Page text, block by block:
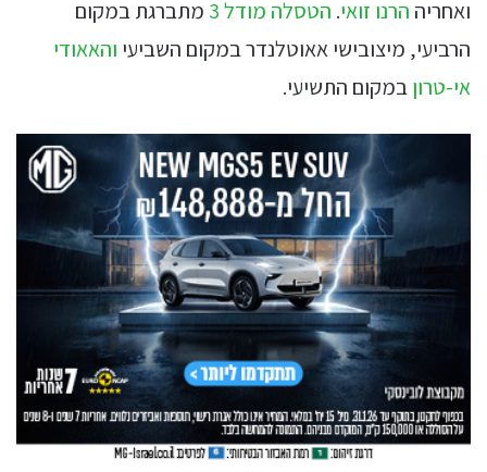
ואחריה הרנו זואי. הטסלה מודל 3
מתברגת במקום
הרביעי, מיצובישי אאוטלנדר במקום השביעי והאאודי
אי-טרוןבמקום התשיעי.